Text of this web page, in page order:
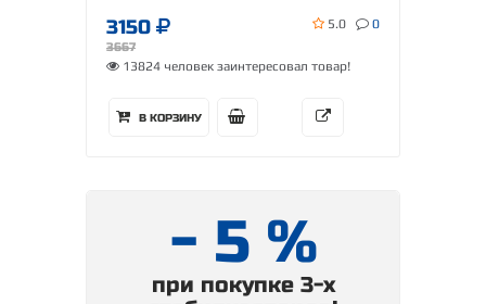
3150
3667
5.0 0
13824 человек заинтересовал товар!
В КОРЗИНУ
- 5 %
при покупке 3-х